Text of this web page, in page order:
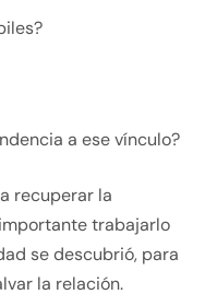
a ese vínculo?
recuperar la
trabajarlo
se descubrió, para
la relación.